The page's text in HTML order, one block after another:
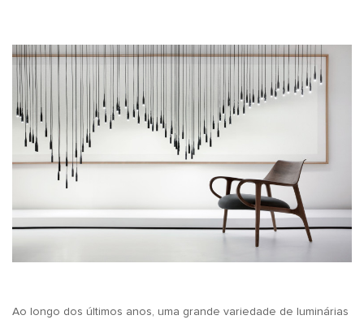
Ao longo dos últimos anos, uma grande variedade de luminárias